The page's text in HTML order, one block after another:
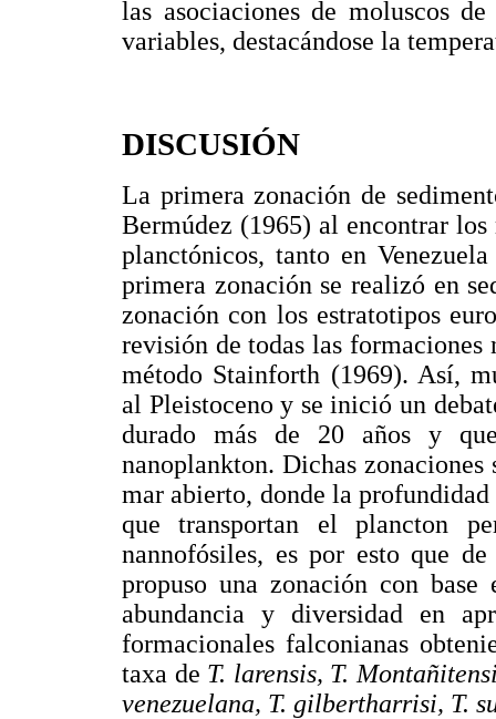
las asociaciones de moluscos de
variables, destacándose la
DISCUSIÓN
La primera zonación de
Bermúdez (1965) al encontrar
planctónicos, tanto en
primera zonación se realizó en
zonación con los estratotipos
revisión de todas las formaciones
método Stainforth (1969). Así,
al Pleistoceno y se inició un
durado más de 20 años y
nanoplankton. Dichas zonaciones
mar abierto, donde la
que transportan el plancton
nannofósiles, es por esto que
propuso una zonación con
abundancia y diversidad en
formacionales falconianas
taxa de T. larensis, T.
venezuelana, T. gilbertharrisi, T.